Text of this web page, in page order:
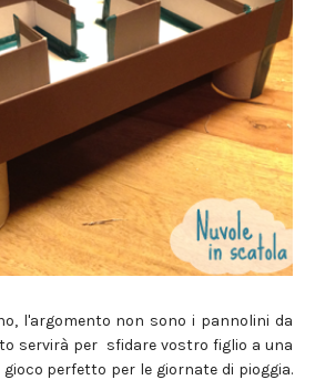
l'argomento non sono i pannolini da
servirà per sfidare vostro figlio a una
perfetto per le giornate di pioggia.